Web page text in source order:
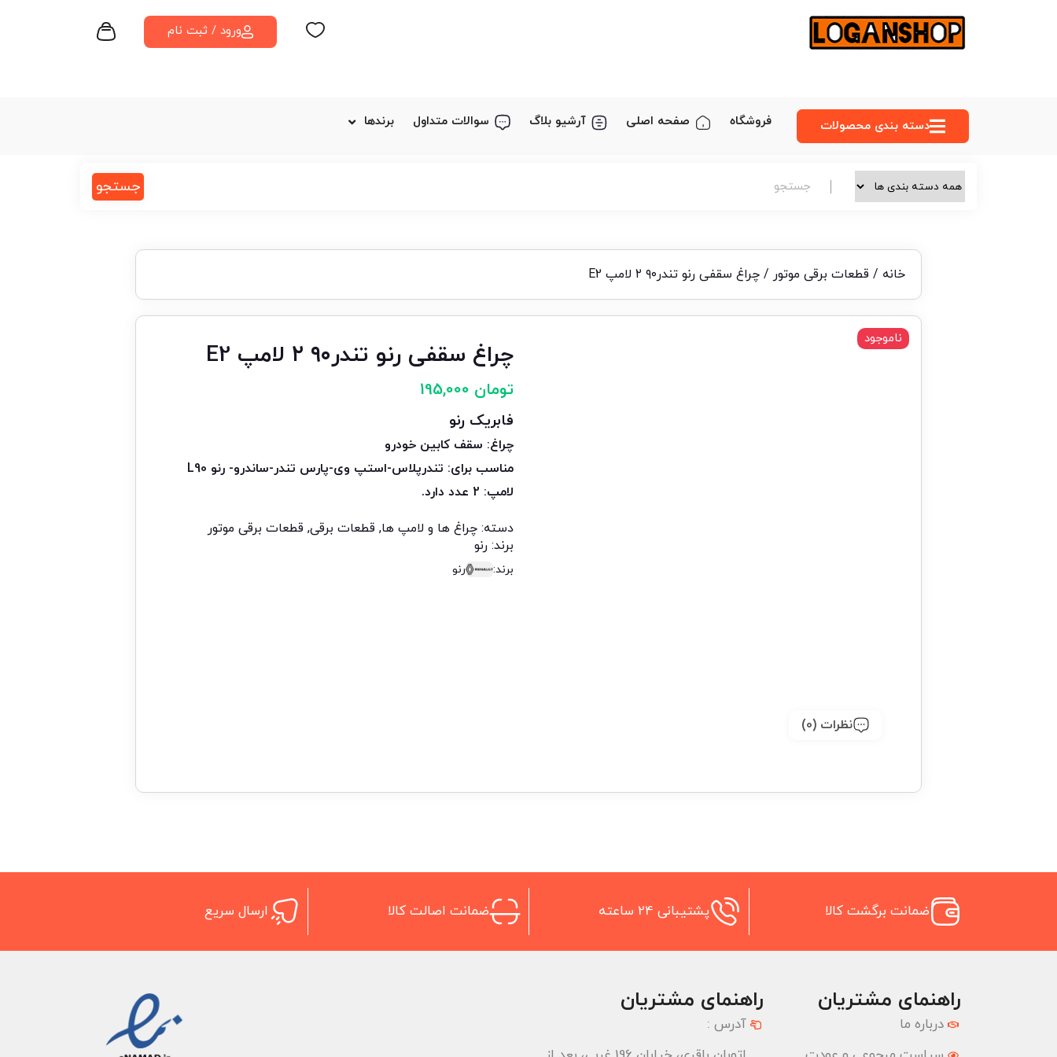
ورود / ثبت نام
دسته‌ بندی محصولات فروشگاه صفحه اصلی آرشیو بلاگ سوالات متداول برندها
جستجو
خانه / قطعات برقی موتور / چراغ سقفی رنو تندر۹۰ ۲ لامپ E2
چراغ سقفی رنو تندر۹۰ ۲ لامپ E2
تومان
فابریک رنو
چراغ: سقف کابین خودرو
مناسب برای: تندرپلاس-استپ وی-پارس تندر-ساندرو- رنو L90
لامپ: 2 عدد دارد.
ناموجود
دسته: چراغ ها و لامپ ها, قطعات برقی, قطعات برقی موتور
برند: رنو
برند: رنو
نظرات (0)
ضمانت برگشت کالا پشتیبانی 24 ساعته ضمانت اصالت کالا ارسال سریع
راهنمای مشتریان
درباره ما
راهنمای مشتریان
آدرس :